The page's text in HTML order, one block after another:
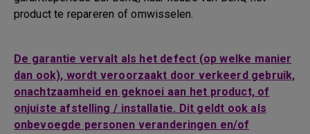
product te repareren of omwisselen.
De garantie vervalt als het defect (op welke manier
dan ook), wordt veroorzaakt door verkeerd gebruik,
onachtzaamheid en geknoei aan het product, of
onjuiste afstelling / installatie. Dit geldt ook als
onbevoegde personen veranderingen en/of